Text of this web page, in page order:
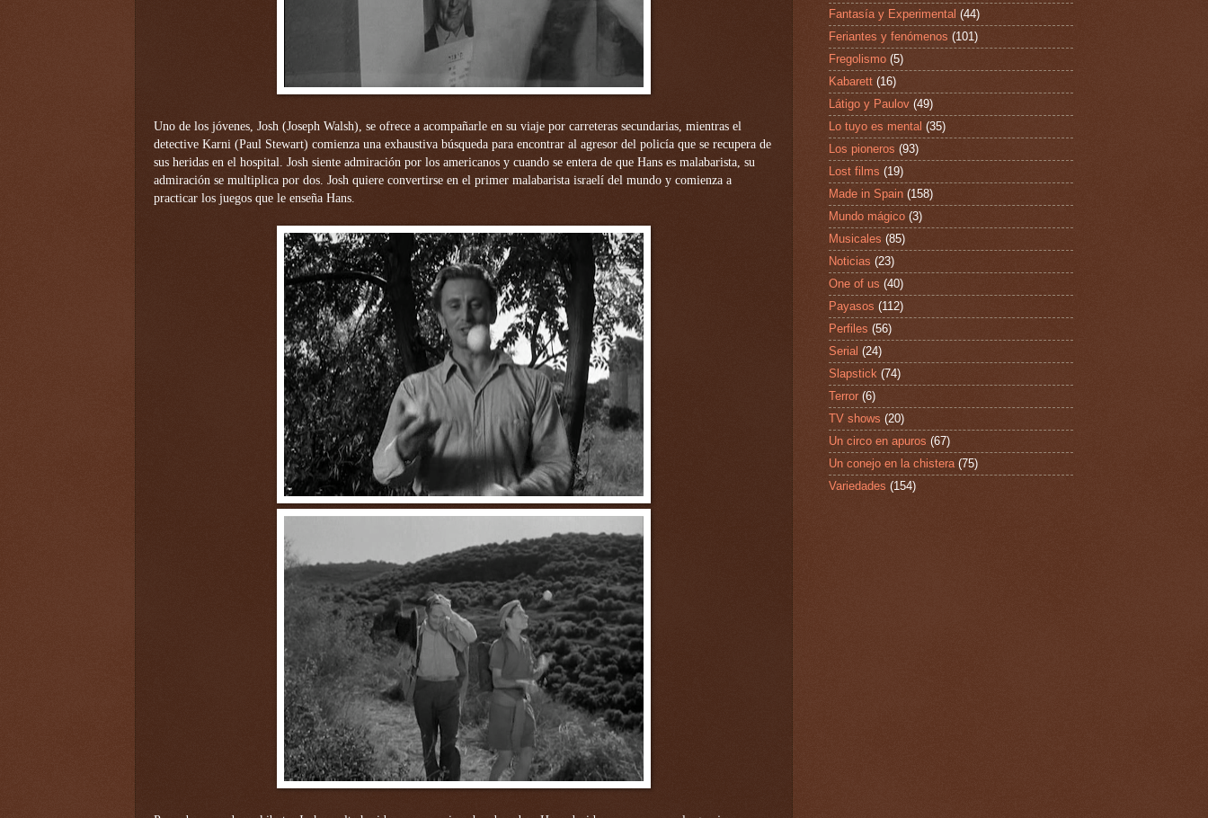
Uno de los jóvenes, Josh (Joseph Walsh), se ofrece a acompañarle en su viaje por carreteras secundarias, mientras el
detective Karni (Paul Stewart) comienza una exhaustiva búsqueda para encontrar al agresor del policía que se recupera de
sus heridas en el hospital. Josh siente admiración por los americanos y cuando se entera de que Hans es malabarista, su
admiración se multiplica por dos. Josh quiere convertirse en el primer malabarista israelí del mundo y comienza a
practicar los juegos que le enseña Hans.
Fantasía y Experimental (44)
Feriantes y fenómenos (101)
Fregolismo (5)
Kabarett (16)
Látigo y Paulov (49)
Lo tuyo es mental (35)
Los pioneros (93)
Lost films (19)
Made in Spain (158)
Mundo mágico (3)
Musicales (85)
Noticias (23)
One of us (40)
Payasos (112)
Perfiles (56)
Serial (24)
Slapstick (74)
Terror (6)
TV shows (20)
Un circo en apuros (67)
Un conejo en la chistera (75)
Variedades (154)